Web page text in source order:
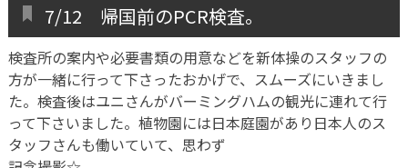
7/12 帰国前のPCR検査。
検査所の案内や必要書類の用意などを新体操のスタッフの
方が一緒に行って下さったおかげで、スムーズにいきまし
た。検査後はユニさんがバーミングハムの観光に連れて行
って下さいました。植物園には日本庭園があり日本人のス
タッフさんも働いていて、思わず